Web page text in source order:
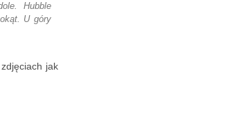
Hubble
U góry
jak